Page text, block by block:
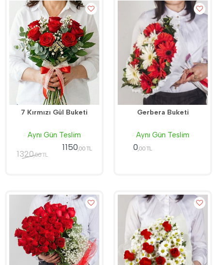
7 Kırmızı Gül Buketi
Aynı Gün Teslim
1320,00 TL
1150,00 TL
Gerbera Buketi
Aynı Gün Teslim
0 ,00 TL